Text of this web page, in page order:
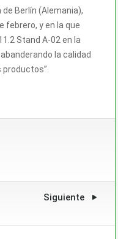
Berlín (Alemania),
febrero, y en la que
Stand A-02 en la
la calidad
Siguiente